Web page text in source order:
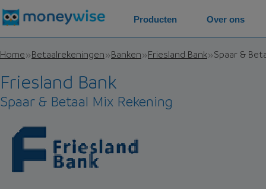
Home Betaalrekeningen Banken Friesland Bank Spaar &
Friesland Bank
Spaar & Betaal Mix Rekening
Producten Over ons